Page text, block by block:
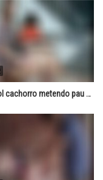
zooskool cachorro metendo pau grosso na buceta da loira